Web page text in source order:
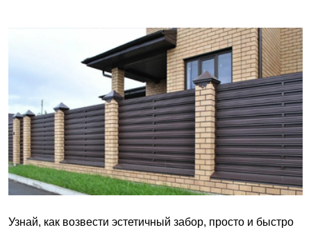
Узнай, как возвести эстетичный забор, просто и быстро